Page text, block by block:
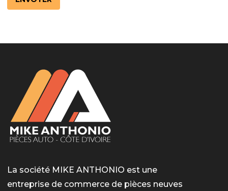
LotoMart
Бай Лото
escort barcelone
https://intimaties.net/es/category/woman-used-
used-panties-es/
eros houston
albanianescort
La société MIKE ANTHONIO est une
entreprise de commerce de pièces neuves